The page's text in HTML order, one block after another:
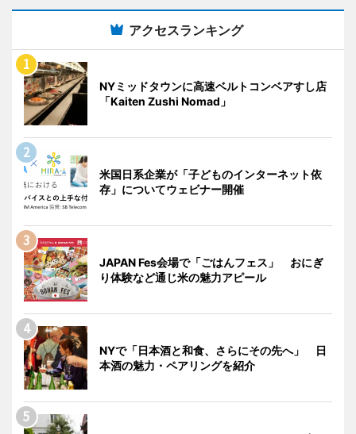
アクセスランキング
NYミッドタウンに高速ベルトコンベアすし店
「Kaiten Zushi Nomad」
米国日系企業が「子どものインターネット依
存」についてウェビナー開催
JAPAN Fes会場で「ごはんフェス」 おにぎ
り体験など通じ米の魅力アピール
NYで「日本酒と和食、さらにその先へ」 日
本酒の魅力・ペアリングを紹介